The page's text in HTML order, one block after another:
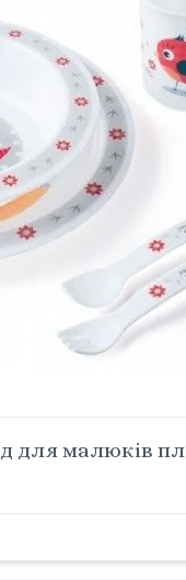
для малюків